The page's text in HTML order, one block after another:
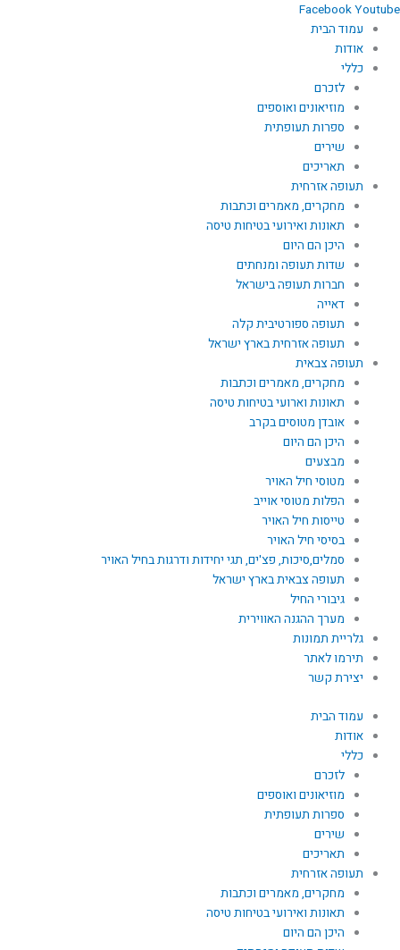
FacebookYoutube
עמוד הבית
אודות
כללי
לזכרם
מוזיאונים ואוספים
ספרות תעופתית
שירים
תאריכים
תעופה אזרחית
מחקרים, מאמרים וכתבות
תאונות ואירועי בטיחות טיסה
היכן הם היום
שדות תעופה ומנחתים
חברות תעופה בישראל
דאייה
תעופה ספורטיבית קלה
תעופה אזרחית בארץ ישראל
תעופה צבאית
מחקרים, מאמרים וכתבות
תאונות וארועי בטיחות טיסה
אובדן מטוסים בקרב
היכן הם היום
מבצעים
מטוסי חיל האויר
הפלות מטוסי אוייב
טייסות חיל האויר
בסיסי חיל האויר
סמלים,סיכות, פצ'ים, תגי יחידות ודרגות בחיל האויר
תעופה צבאית בארץ ישראל
גיבורי החיל
מערך ההגנה האווירית
גלריית תמונות
תירמו לאתר
יצירת קשר
עמוד הבית
אודות
כללי
לזכרם
מוזיאונים ואוספים
ספרות תעופתית
שירים
תאריכים
תעופה אזרחית
מחקרים, מאמרים וכתבות
תאונות ואירועי בטיחות טיסה
היכן הם היום